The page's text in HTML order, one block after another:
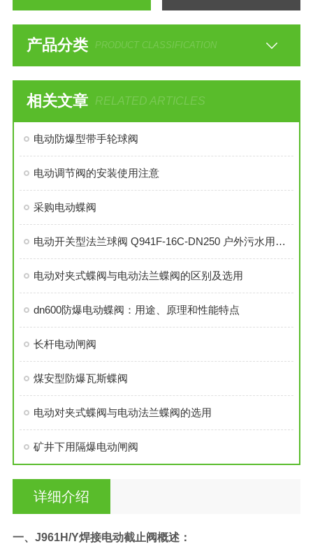
产品分类 PRODUCT CLASSIFICATION
相关文章 RELATED ARTICLES
电动防爆型带手轮球阀
电动调节阀的安装使用注意
采购电动蝶阀
电动开关型法兰球阀 Q941F-16C-DN250 户外污水用电动球阀
电动对夹式蝶阀与电动法兰蝶阀的区别及选用
dn600防爆电动蝶阀：用途、原理和性能特点
长杆电动闸阀
煤安型防爆瓦斯蝶阀
电动对夹式蝶阀与电动法兰蝶阀的选用
矿井下用隔爆电动闸阀
详细介绍
一、 J961H/Y焊接电动截止阀概述：